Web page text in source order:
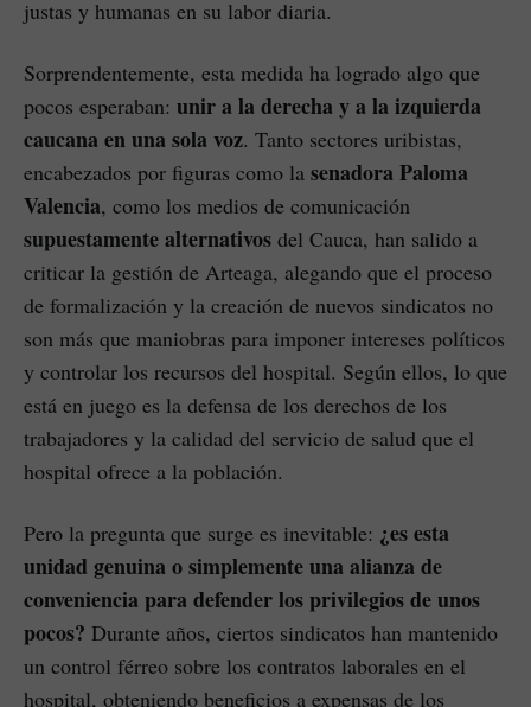
justas y humanas en su labor diaria.
Sorprendentemente, esta medida ha logrado algo que
pocos esperaban: unir a la derecha y a la izquierda
caucana en una sola voz. Tanto sectores uribistas,
encabezados por figuras como la senadora Paloma
Valencia, como los medios de comunicación
supuestamente alternativos del Cauca, han salido a
criticar la gestión de Arteaga, alegando que el proceso
de formalización y la creación de nuevos sindicatos no
son más que maniobras para imponer intereses políticos
y controlar los recursos del hospital. Según ellos, lo que
está en juego es la defensa de los derechos de los
trabajadores y la calidad del servicio de salud que el
hospital ofrece a la población.
Pero la pregunta que surge es inevitable: ¿es esta
unidad genuina o simplemente una alianza de
conveniencia para defender los privilegios de unos
pocos? Durante años, ciertos sindicatos han mantenido
un control férreo sobre los contratos laborales en el
hospital, obteniendo beneficios a expensas de los